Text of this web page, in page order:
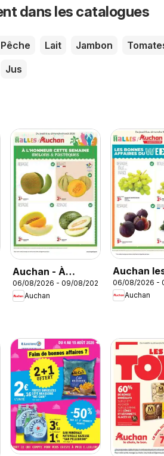
dans les catalogues
Pêche Lait Jambon
Jus
Auchan - À
l'honneur cette
semaine
06/08/2026 - 09/08/2026
Auchan
Auchan
plans du
end dans
06/08/2026 -
Auchan